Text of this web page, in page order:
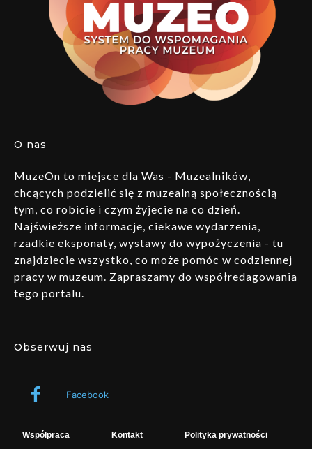
O nas
MuzeOn to miejsce dla Was - Muzealników,
chcących podzielić się z muzealną społecznością
tym, co robicie i czym żyjecie na co dzień.
Najświeższe informacje, ciekawe wydarzenia,
rzadkie eksponaty, wystawy do wypożyczenia - tu
znajdziecie wszystko, co może pomóc w codziennej
pracy w muzeum. Zapraszamy do współredagowania
tego portalu.
Obserwuj nas
Facebook
Współpraca Kontakt Polityka prywatności